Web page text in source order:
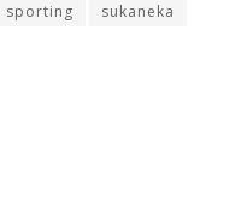
sporting
sukaneka